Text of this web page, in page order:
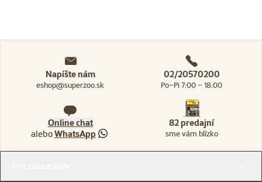
Napíšte nám
eshop@superzoo.sk
02/20570200
Po–Pi 7:00 – 18:00
Online chat
aleboWhatsApp
82 predajní
sme vám blízko